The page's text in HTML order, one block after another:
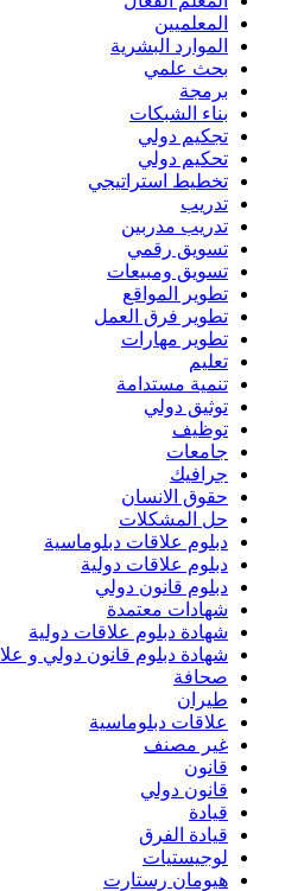
المعلميين
الموارد البشرية
بحث علمي
برمجة
بناء الشبكات
تجكيم دولي
تحكيم دولي
تخطيط استراتيجي
تدريب
تدريب مدربين
تسويق رقمي
تسويق ومبيعات
تطوير المواقع
تطوير فرق العمل
تطوير مهارات
تعليم
تنمية مستدامة
توثيق دولي
توظيف
جامعات
جرافيك
حقوق الانسان
حل المشكلات
دبلوم علاقات دبلوماسية
دبلوم علاقات دولية
دبلوم قانون دولي
شهادات معتمدة
شهادة دبلوم علاقات دولية
شهادة دبلوم قانون دولي و
صحافة
طيران
علاقات دبلوماسية
غير مصنف
قانون
قانون دولي
قيادة
قيادة الفرق
لوجيستيات
هيومان رستارت